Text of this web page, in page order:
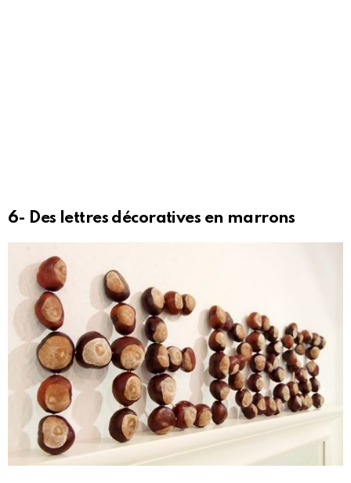
6- Des lettres décoratives en marrons